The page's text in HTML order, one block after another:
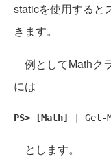
staticを使用すると
きます。
例としてMathク
には
PS> [Math] | Get-
とします。